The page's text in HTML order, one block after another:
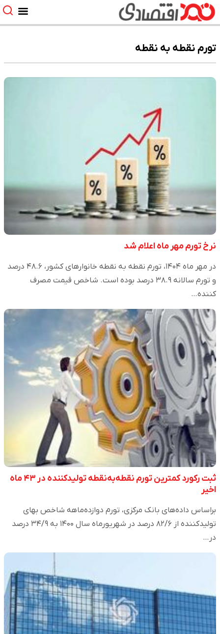
تورم نقطه به نقطه
نرخ تورم مهر ماه اعلام شد
در مهر ماه ۱۴۰۴، تورم نقطه به نقطه خانوار‌های کشور، ۴۸.۶ درصد
و تورم سالانه ۳۸.۹ درصد بوده است. شاخص قیمت مصرف
کننده…
ثبت رکورد کمترین تورم نقطه‌به‌نقطه تولیدکننده در ۴۳ ماه
اخیر
براساس داده‌های بانک مرکزی، تورم دوازده‌ماهه شاخص بهای
تولیدکننده از ۸۲/۶ درصد در شهریورماه سال ۱۴۰۰ به ۳۴/۹ درصد
در…